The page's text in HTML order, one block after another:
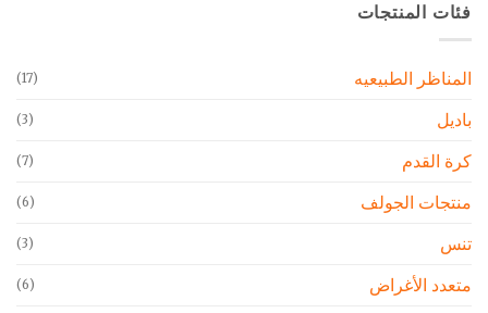
فئات المنتجات
المناظر الطبيعيه (17)
باديل (3)
كرة القدم (7)
منتجات الجولف (6)
تنس (3)
متعدد الأغراض (6)